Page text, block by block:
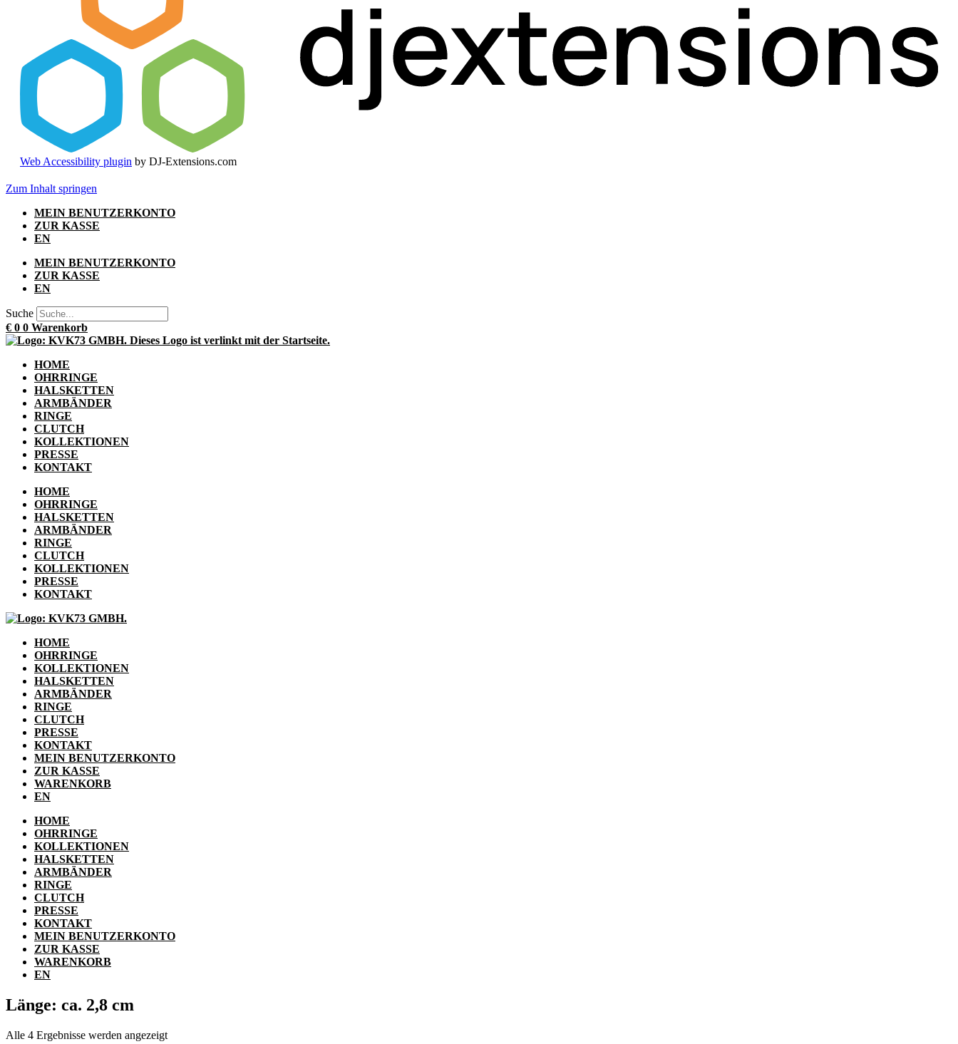
Web Accessibility plugin by DJ-Extensions.com
Zum Inhalt springen
MEIN BENUTZERKONTO
ZUR KASSE
EN
MEIN BENUTZERKONTO
ZUR KASSE
EN
Suche
€ 0 0 Warenkorb
HOME
OHRRINGE
HALSKETTEN
ARMBÄNDER
RINGE
CLUTCH
KOLLEKTIONEN
PRESSE
KONTAKT
HOME
OHRRINGE
HALSKETTEN
ARMBÄNDER
RINGE
CLUTCH
KOLLEKTIONEN
PRESSE
KONTAKT
HOME
OHRRINGE
KOLLEKTIONEN
HALSKETTEN
ARMBÄNDER
RINGE
CLUTCH
PRESSE
KONTAKT
MEIN BENUTZERKONTO
ZUR KASSE
WARENKORB
EN
HOME
OHRRINGE
KOLLEKTIONEN
HALSKETTEN
ARMBÄNDER
RINGE
CLUTCH
PRESSE
KONTAKT
MEIN BENUTZERKONTO
ZUR KASSE
WARENKORB
EN
Länge: ca. 2,8 cm
Alle 4 Ergebnisse werden angezeigt